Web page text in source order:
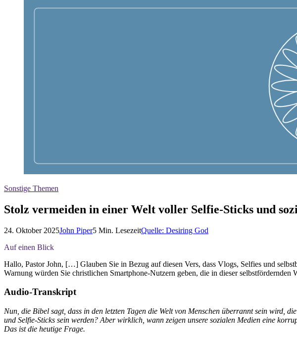
Sonstige Themen
Stolz vermeiden in einer Welt voller Selfie-Sticks und
24. Oktober 2025John Piper5 Min. LesezeitQuelle: Desiring God
Auf einen Blick
Hallo, Pastor John, […] Glauben Sie in Bezug auf diesen Vers, dass Vlogs, Selfies und
Warnung würden Sie christlichen Smartphone-Nutzern geben, die in dieser selbstfördernden
Audio-Transkript
Nun, die Bibel sagt, dass in den letzten Tagen die Welt von Menschen überrannt sein wird,
und Selfie-Sticks sein werden? Aber wirklich, wann zeigen unsere sozialen Medien eine
Das ist die heutige Frage.